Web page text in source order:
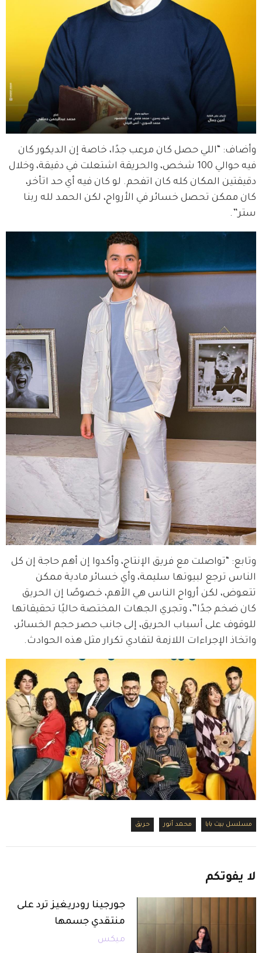
وأضاف: “اللي حصل كان مرعب جدًا، خاصة إن الديكور كان
فيه حوالي 100 شخص، والحريقة اشتعلت في دقيقة، وخلال
دقيقتين المكان كله كان اتفحم. لو كان فيه أي حد اتأخر،
كان ممكن تحصل خسائر في الأرواح، لكن الحمد لله ربنا
ستر”.
وتابع: “تواصلت مع فريق الإنتاج، وأكدوا إن أهم حاجة إن كل
الناس ترجع لبيوتها سليمة، وأي خسائر مادية ممكن
تتعوض، لكن أرواح الناس هي الأهم، خصوصًا إن الحريق
كان ضخم جدًا”، وتجري الجهات المختصة حاليًا تحقيقاتها
للوقوف على أسباب الحريق، إلى جانب حصر حجم الخسائر،
واتخاذ الإجراءات اللازمة لتفادي تكرار مثل هذه الحوادث.
مسلسل بيت بابا محمد أنور حريق
لا يفوتكم
جورجينا رودريغيز ترد على
منتقدي جسمها
ميكس